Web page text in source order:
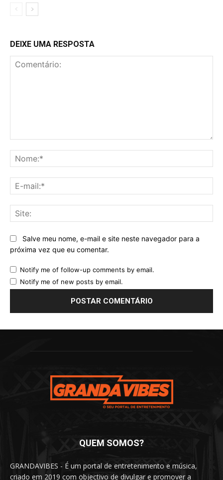
DEIXE UMA RESPOSTA
Salve meu nome, e-mail e site neste navegador para a
próxima vez que eu comentar.
Notify me of follow-up comments by email.
Notify me of new posts by email.
QUEM SOMOS?
GRANDAVIBES - É um portal de entretenimento e música,
criado em 2019 com objectivo de divulgar e promover a